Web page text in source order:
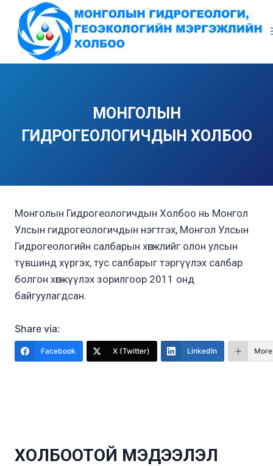
content
МОНГОЛЫН
ГИДРОГЕОЛОГИЧДЫН ХОЛБОО
Монголын Гидрогеологичдын Холбоо нь Монгол
Улсын гидрогеологичдын нэгтгэх, Монгол Улсын
Гидрогеологийн салбарын хөгжлийг олон улсын
түвшинд хүргэх, тус салбарыг тэргүүлэх салбар
болгон хөгжүүлэх зорилгоор 2011 онд
байгуулагдсан.
Share via:
Facebook X (Twitter) LinkedIn More
ХОЛБООТОЙ МЭДЭЭЛЭЛ